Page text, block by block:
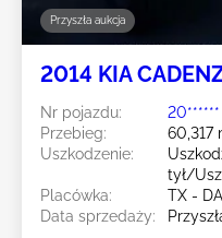
Przyszła aukcja
2014 KIA
Nr pojazdu:
20******
Przebieg:
60,317
Uszkodzenie:
tył/
Placówka:
TX -
Data sprzedaży: